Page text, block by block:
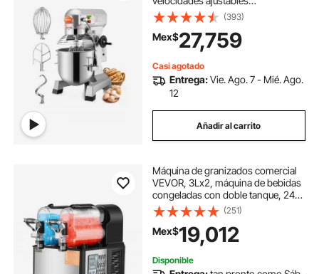
(105/180/408 RPM), resistente, 110
V, con tazón de acero inoxidable,
ganchos para masa y batidor de
varillas. Ideal para escuelas,
panaderías, restaurantes y
pizzerías.
(393)
Mex$27,759
Casi agotado
Entrega:Vie. Ago. 7 - Mié. Ago.
12
Añadir al carrito
Máquina de granizados comercial
VEVOR, 3Lx2, máquina de bebidas
congeladas con doble tanque, 24
tazas de acero inoxidable para
hacer margaritas, batidos y bebidas
congeladas, ideal para fiestas en
casa, restaurantes, cafeterías y
bares.
(251)
Mex$19,012
Disponible